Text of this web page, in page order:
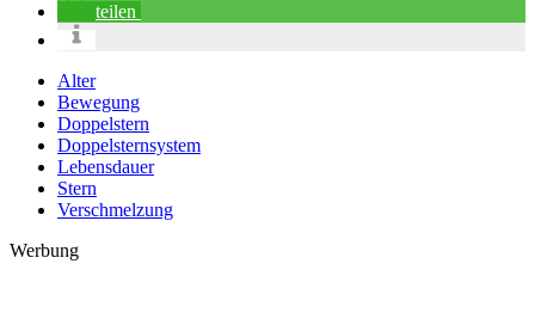
teilen
Alter
Bewegung
Doppelstern
Doppelsternsystem
Lebensdauer
Stern
Verschmelzung
Werbung